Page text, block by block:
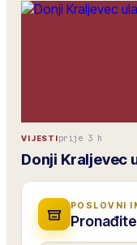
VIJESTIprije 3 h
Donji Kraljevec
POSLOVNI